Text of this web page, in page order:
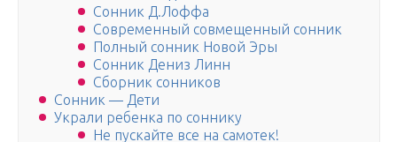
Сонник Д.Лоффа
Современный cовмещенный сонник
Полный сонник Новой Эры
Сонник Дениз Линн
Сборник сонников
Сонник — Дети
Украли ребенка по соннику
Не пускайте все на самотек!